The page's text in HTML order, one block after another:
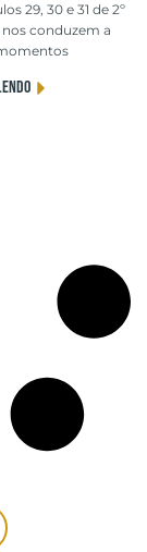
29, 30 e 31 de 2º
conduzem a